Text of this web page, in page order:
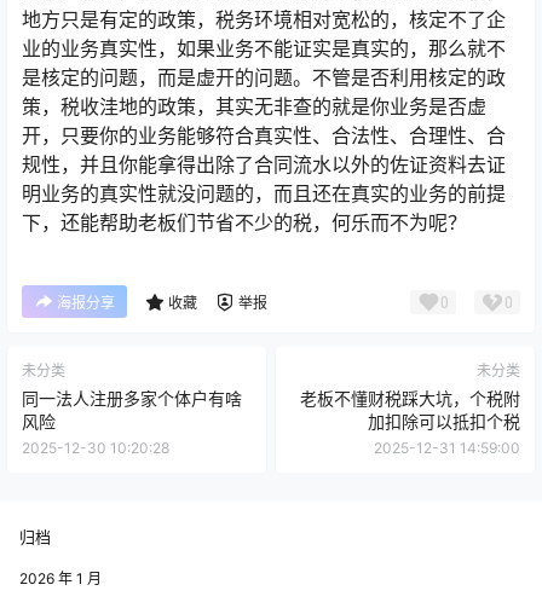
地方只是有定的政策，税务环境相对宽松的，核定不了企
业的业务真实性，如果业务不能证实是真实的，那么就不
是核定的问题，而是虚开的问题。不管是否利用核定的政
策，税收洼地的政策，其实无非查的就是你业务是否虚
开，只要你的业务能够符合真实性、合法性、合理性、合
规性，并且你能拿得出除了合同流水以外的佐证资料去证
明业务的真实性就没问题的，而且还在真实的业务的前提
下，还能帮助老板们节省不少的税，何乐而不为呢？
海报分享 收藏 举报 0 0
未分类
同一法人注册多家个体户有啥
风险
2025-12-30 10:20:28
未分类
老板不懂财税踩大坑，个税附
加扣除可以抵扣个税
2025-12-31 14:59:00
归档
2026 年 1 月